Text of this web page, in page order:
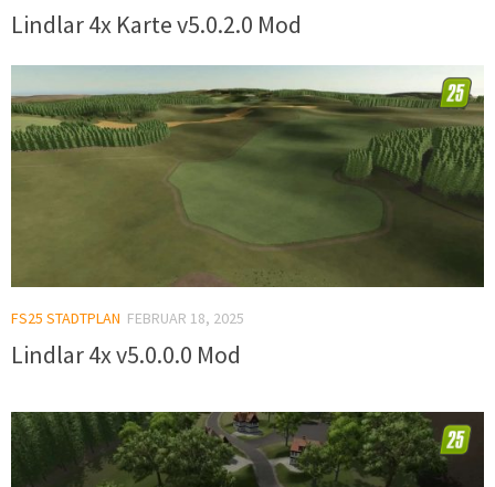
Lindlar 4x Karte v5.0.2.0 Mod
FS25 STADTPLAN FEBRUAR 18, 2025
Lindlar 4x v5.0.0.0 Mod